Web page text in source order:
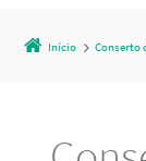
Início Conserto